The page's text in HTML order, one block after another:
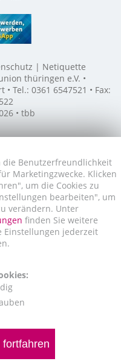
die Benutzerfreundlichkeit
Marketingzwecke. Klicken
um die Cookies zu
bearbeiten", um
verändern. Unter
finden Sie weitere
jederzeit
Netiquette
thüringen e.V. •
Tel.: 0361 6547521 • Fax:
• tbb